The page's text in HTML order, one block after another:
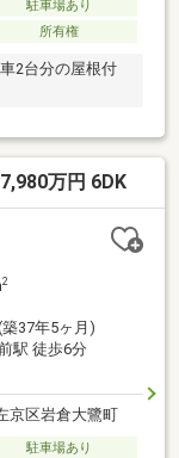
駐車場あり
所有権
2台分の屋根付
万円 6DK
2
37年5ヶ月)
駅 徒歩6分
京区岩倉大鷺町
駐車場あり